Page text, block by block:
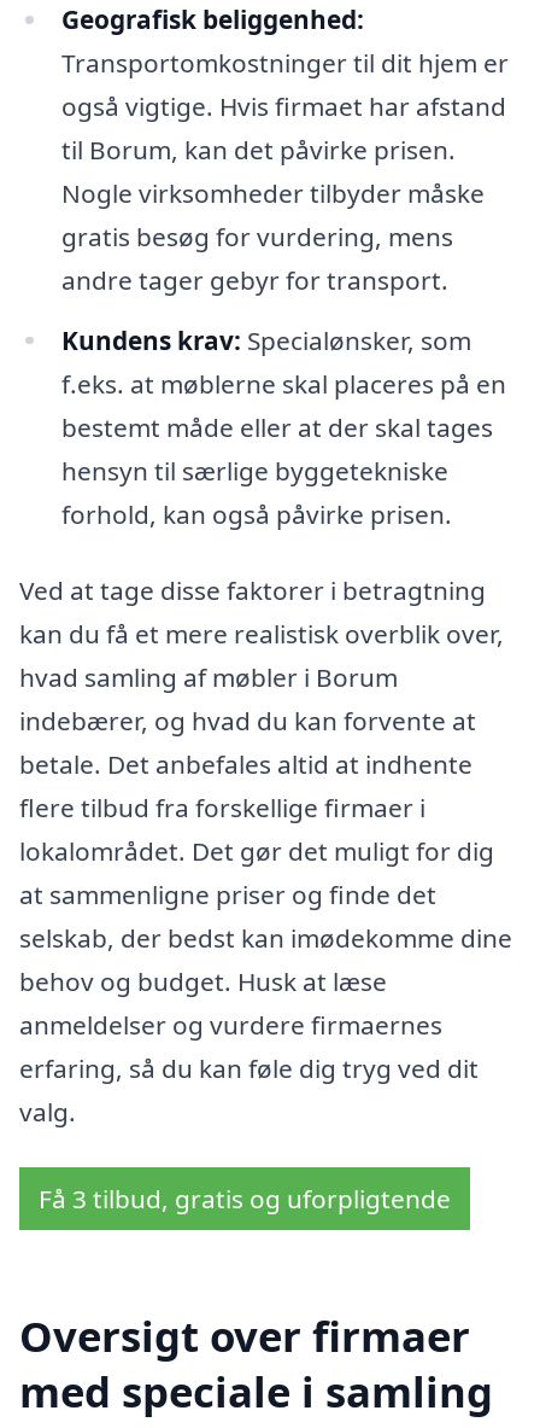
Geografisk beliggenhed:
Transportomkostninger til dit hjem er
også vigtige. Hvis firmaet har afstand
til Borum, kan det påvirke prisen.
Nogle virksomheder tilbyder måske
gratis besøg for vurdering, mens
andre tager gebyr for transport.
Kundens krav: Specialønsker, som
f.eks. at møblerne skal placeres på en
bestemt måde eller at der skal tages
hensyn til særlige byggetekniske
forhold, kan også påvirke prisen.
Ved at tage disse faktorer i betragtning
kan du få et mere realistisk overblik over,
hvad samling af møbler i Borum
indebærer, og hvad du kan forvente at
betale. Det anbefales altid at indhente
flere tilbud fra forskellige firmaer i
lokalområdet. Det gør det muligt for dig
at sammenligne priser og finde det
selskab, der bedst kan imødekomme dine
behov og budget. Husk at læse
anmeldelser og vurdere firmaernes
erfaring, så du kan føle dig tryg ved dit
valg.
Få 3 tilbud, gratis og uforpligtende
Oversigt over firmaer
med speciale i samling